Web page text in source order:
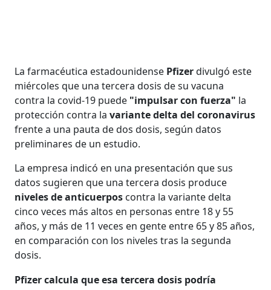
La farmacéutica estadounidense Pfizerdivulgó este
miércoles que una tercera dosis de su vacuna
contra la covid-19 puede "impulsar con fuerza" la
protección contra lavariante delta del coronavirus
frente a una pauta de dos dosis, según datos
preliminares de un estudio.
La empresa indicó en una presentación que sus
datos sugieren que una tercera dosis produce
niveles de anticuerpos contra la variante delta
cinco veces más altos en personas entre 18 y 55
años, y más de 11 veces en gente entre 65 y 85 años,
en comparación con los niveles tras la segunda
dosis.
Pfizer calcula que esa tercera dosis podría